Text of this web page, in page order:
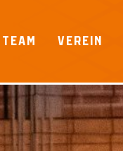
TEAM VEREIN